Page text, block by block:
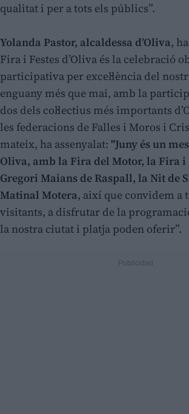
qualitat i per a tots els públics”.
Yolanda Pastor, alcaldessa d’Oliva,
Fira i Festes d’Oliva és la celebració
participativa per excel·lència del
enguany més que mai, amb la
dos dels col·lectius més importants
les federacions de Falles i Moros i
mateix, ha assenyalat: "Juny és un
Oliva, amb la Fira del Motor, la Fira i
Gregori Maians de Raspall, la Nit de
Matinal Motera, així que convidem a
visitants, a disfrutar de la
la nostra ciutat i platja poden oferir”.